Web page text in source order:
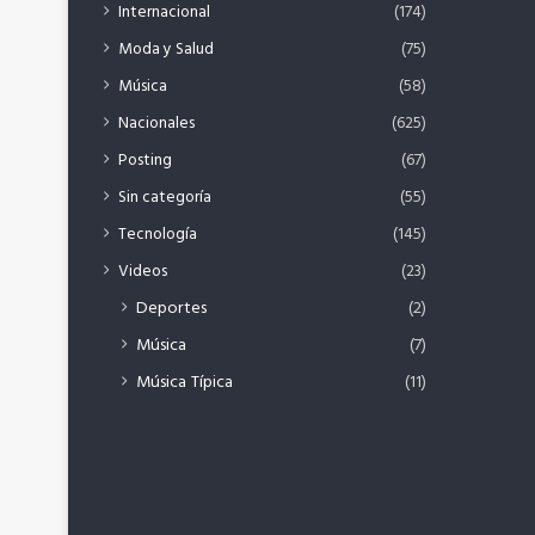
Internacional
(174)
Moda y Salud
(75)
Música
(58)
Nacionales
(625)
Posting
(67)
Sin categoría
(55)
Tecnología
(145)
Videos
(23)
Deportes
(2)
Música
(7)
Música Típica
(11)